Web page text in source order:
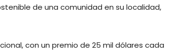
de una comunidad en su localidad,
con un premio de 25 mil dólares cada